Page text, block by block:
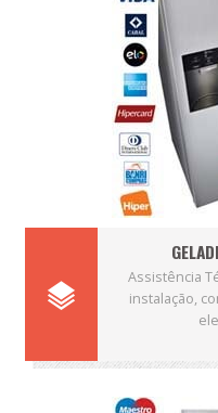
Assistência
instalação,